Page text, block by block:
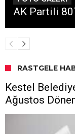
AK Partili
RASTGELE
Kestel
Ağustos